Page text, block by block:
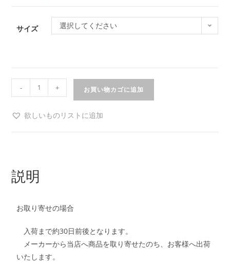
サイズ 選択してください
- + お買い物カゴに追加
欲しいものリストに追加
説明
お取り寄せの場合
入荷まで約30日前後となります。
メーカーから当店へ商品を取り寄せたのち、お客様へ出荷
いたします。